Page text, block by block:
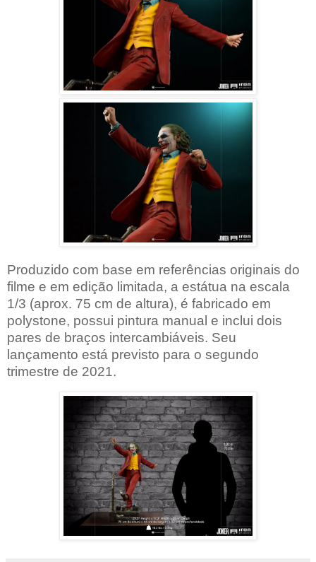
Produzido com base em referências originais do
filme e em edição limitada, a estátua na escala
1/3 (aprox. 75 cm de altura), é fabricado em
polystone, possui pintura manual e inclui dois
pares de braços intercambiáveis. Seu
lançamento está previsto para o segundo
trimestre de 2021.